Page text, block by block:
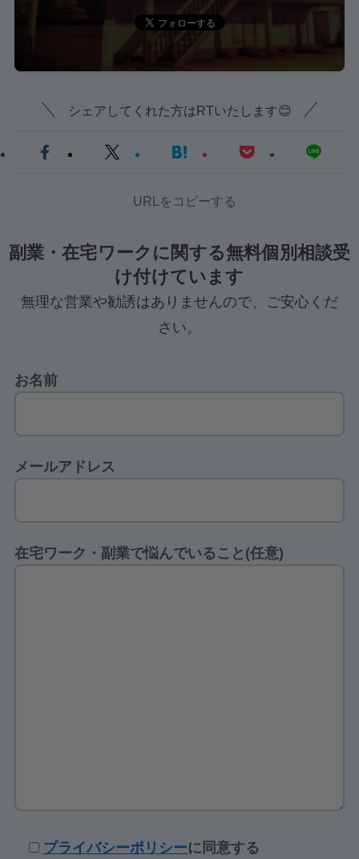
シェアしてくれた方はRTいたします😊
URLをコピーする
副業・在宅ワークに関する無料個別相談受
け付けています
無理な営業や勧誘はありませんので、ご安心くだ
さい。
お名前
メールアドレス
在宅ワーク・副業で悩んでいること(任意)
プライバシーポリシーに同意する